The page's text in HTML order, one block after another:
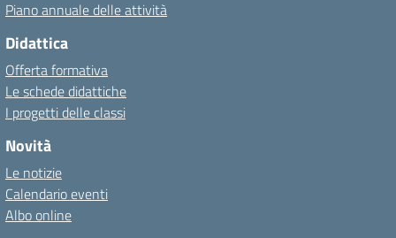
Piano annuale delle attività
Didattica
Offerta formativa
Le schede didattiche
I progetti delle classi
Novità
Le notizie
Calendario eventi
Albo online